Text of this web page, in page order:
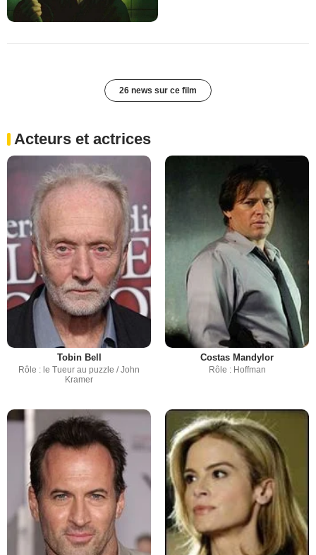
26 news sur ce film
Acteurs et actrices
Tobin Bell
Rôle : le Tueur au puzzle / John
Kramer
Costas Mandylor
Rôle : Hoffman